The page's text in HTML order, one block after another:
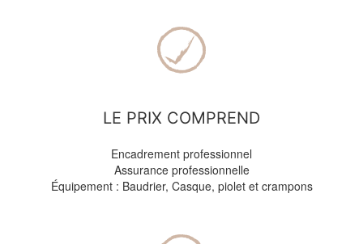
LE PRIX COMPREND
Encadrement professionnel
Assurance professionnelle
Équipement : Baudrier, Casque, piolet et crampons